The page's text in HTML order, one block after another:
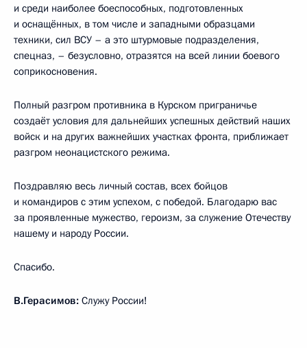
и среди наиболее боеспособных, подготовленных
и оснащённых, в том числе и западными образцами
техники, сил ВСУ – а это штурмовые подразделения,
спецназ, – безусловно, отразятся на всей линии боевого
соприкосновения.
Полный разгром противника в Курском приграничье
создаёт условия для дальнейших успешных действий наших
войск и на других важнейших участках фронта, приближает
разгром неонацистского режима.
Поздравляю весь личный состав, всех бойцов
и командиров с этим успехом, с победой. Благодарю вас
за проявленные мужество, героизм, за служение Отечеству
нашему и народу России.
Спасибо.
В.Герасимов: Служу России!